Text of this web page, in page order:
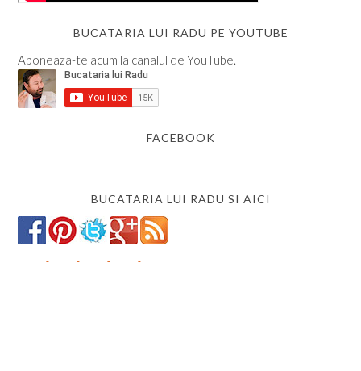
BUCATARIA LUI RADU PE YOUTUBE
Aboneaza-te acum la canalul de YouTube.
FACEBOOK
BUCATARIA LUI RADU SI AICI